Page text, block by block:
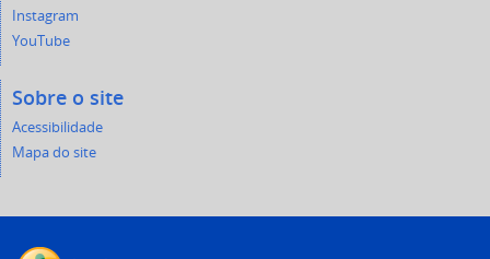
Instagram
YouTube
Sobre o site
Acessibilidade
Mapa do site